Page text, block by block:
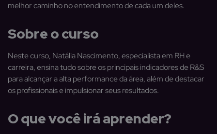
melhor caminho no entendimento de cada um deles.
Sobre o curso
Neste curso, Natália Nascimento, especialista em RH e
carreira, ensina tudo sobre os principais indicadores de R&S
para alcançar a alta performance da área, além de destacar
os profissionais e impulsionar seus resultados.
O que você irá aprender?